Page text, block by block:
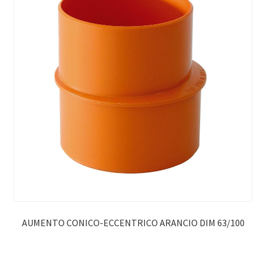
AUMENTO CONICO-ECCENTRICO ARANCIO DIM 63/100